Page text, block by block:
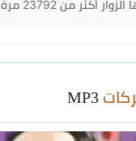
أكثر من 23792 مرة